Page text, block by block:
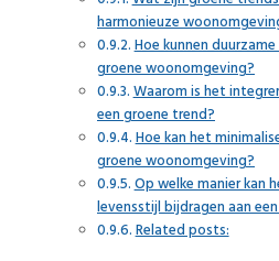
harmonieuze
Hoe kunnen
groene woonomgeving?
Waarom is het
een groene trend?
Hoe kan het
groene woonomgeving?
Op welke manier kan
levensstijl bijdragen aan
Related posts: